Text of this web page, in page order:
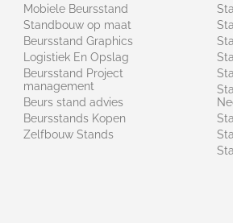
Mobiele Beursstand
Standbouw op maat​
Beursstand Graphics
Logistiek En Opslag
Beursstand Project
management
Beurs stand advies
Beursstands Kopen
Zelfbouw Stands